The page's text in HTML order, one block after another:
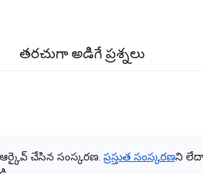
తరచుగా అడిగే ప్రశ్నలు
చేసిన సంస్కరణ. ప్రస్తుత సంస్కరణని